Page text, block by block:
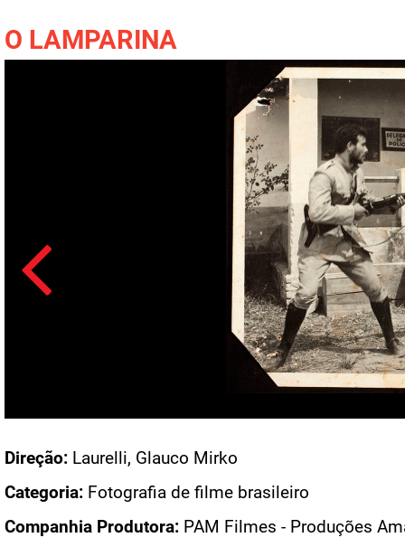
O LAMPARINA
Direção: Laurelli, Glauco Mirko
Categoria: Fotografia de filme brasileiro
Companhia Produtora: PAM Filmes - Produções